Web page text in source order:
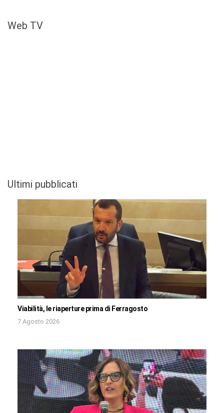
Web TV
Ultimi pubblicati
Viabilità, le riaperture prima di Ferragosto
7 Agosto 2026